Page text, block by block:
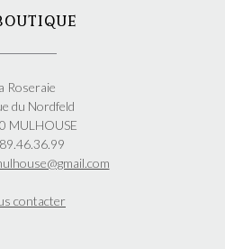
options
choisies
sur
la
page
du
Roseraie
du Nordfeld
MULHOUSE
contacter